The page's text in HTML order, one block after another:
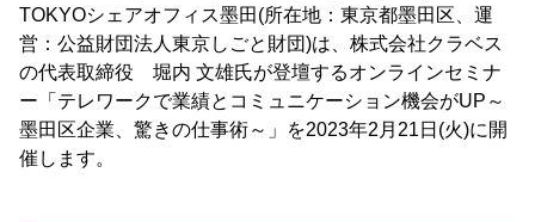
TOKYOシェアオフィス墨田(所在地：東京都墨田区、運
営：公益財団法人東京しごと財団)は、株式会社クラベス
の代表取締役 堀内 文雄氏が登壇するオンラインセミナ
ー「テレワークで業績とコミュニケーション機会がUP～
墨田区企業、驚きの仕事術～」を2023年2月21日(火)に開
催します。